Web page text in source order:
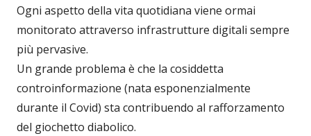
Ogni aspetto della vita quotidiana viene ormai
monitorato attraverso infrastrutture digitali sempre
più pervasive.
Un grande problema è che la cosiddetta
controinformazione (nata esponenzialmente
durante il Covid) sta contribuendo al rafforzamento
del giochetto diabolico.